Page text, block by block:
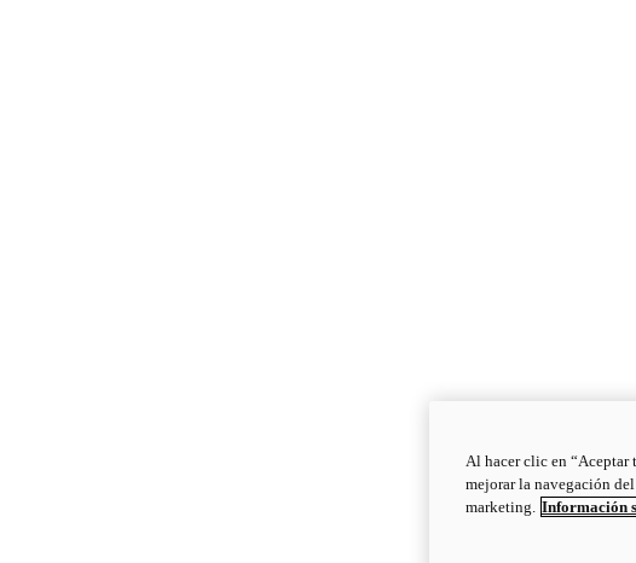
Al hacer clic en “Aceptar
mejorar la navegación
marketing. Información